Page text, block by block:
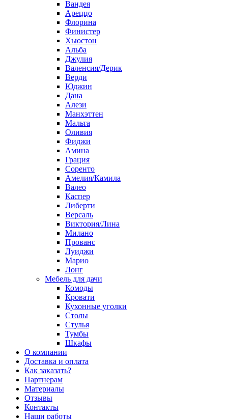
Вандея
Ареццо
Флорина
Финистер
Хьюстон
Альба
Джулия
Валенсия/Дерик
Верди
Юджин
Дана
Алези
Манхэттен
Мальта
Оливия
Фиджи
Амина
Грация
Соренто
Амелия/Камила
Валео
Каспер
Либерти
Версаль
Виктория/Лина
Милано
Прованс
Луиджи
Марио
Лонг
Мебель для дачи
Комоды
Кровати
Кухонные уголки
Столы
Стулья
Тумбы
Шкафы
О компании
Доставка и оплата
Как заказать?
Партнерам
Материалы
Отзывы
Контакты
Наши работы